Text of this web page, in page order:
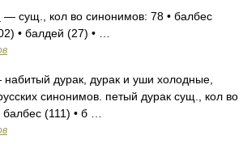
— сущ., кол во синонимов: 78 • балбес
• балдей (27) • …
дурак, дурак и уши холодные,
синонимов. петый дурак сущ., кол во
(111) • б …